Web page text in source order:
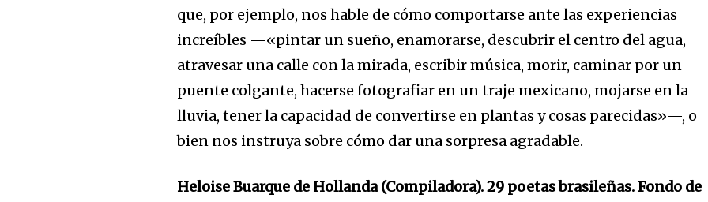
Seguidores
32,214
Seguidores
que, por ejemplo, nos hable de cómo comportarse ante las experiencias
increíbles —«pintar un sueño, enamorarse, descubrir el centro del agua,
atravesar una calle con la mirada, escribir música, morir, caminar por un
puente colgante, hacerse fotografiar en un traje mexicano, mojarse en la
lluvia, tener la capacidad de convertirse en plantas y cosas parecidas»—, o
bien nos instruya sobre cómo dar una sorpresa agradable.
Heloise Buarque de Hollanda (Compiladora). 29 poetas brasileñas. Fondo de